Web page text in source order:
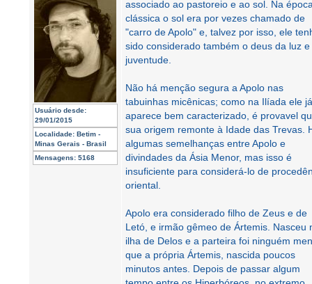
Usuário desde:
29/01/2015
Localidade: Betim -
Minas Gerais - Brasil
Mensagens: 5168
associado ao pastoreio e ao sol. Na
clássica o sol era por vezes chamado de
"carro de Apolo" e, talvez por isso, ele
sido considerado também o deus da luz e
juventude.
Não há menção segura a Apolo nas
tabuinhas micênicas; como na Ilíada ele já
aparece bem caracterizado, é provavel
sua origem remonte à Idade das Trevas.
algumas semelhanças entre Apolo e
divindades da Ásia Menor, mas isso é
insuficiente para considerá-lo de
oriental.
Apolo era considerado filho de Zeus e de
Letó, e irmão gêmeo de Ártemis. Nasceu
ilha de Delos e a parteira foi ninguém
que a própria Ártemis, nascida poucos
minutos antes. Depois de passar algum